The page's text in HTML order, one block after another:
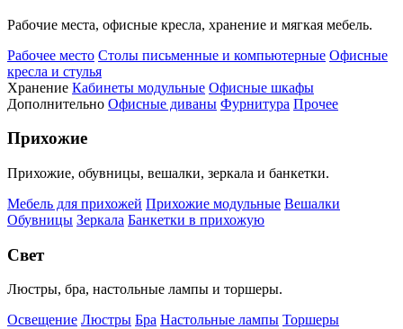
Рабочие места, офисные кресла, хранение и мягкая мебель.
Рабочее место Столы письменные и компьютерные Офисные
кресла и стулья
Хранение Кабинеты модульные Офисные шкафы
Дополнительно Офисные диваны Фурнитура Прочее
Прихожие
Прихожие, обувницы, вешалки, зеркала и банкетки.
Мебель для прихожей Прихожие модульные Вешалки
Обувницы Зеркала Банкетки в прихожую
Свет
Люстры, бра, настольные лампы и торшеры.
Освещение Люстры Бра Настольные лампы Торшеры